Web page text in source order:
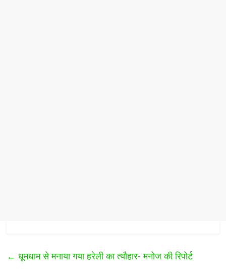
← धूमधाम से मनाया गया हरेली का त्यौहार- मनोज की रिपोर्ट